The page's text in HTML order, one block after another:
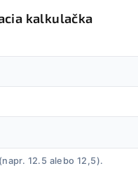
kalkulačka
12.5 alebo 12,5).